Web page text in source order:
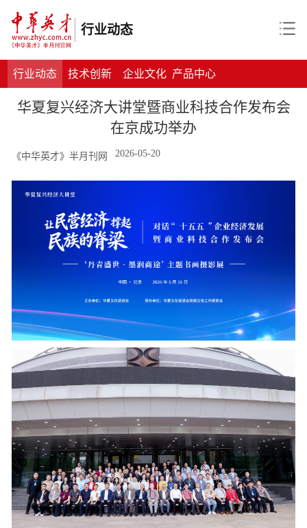
行业动态
行业动态 技术创新 企业文化 产品中心
华夏复兴经济大讲堂暨商业科技合作发布会
在京成功举办
《中华英才》半月刊网 2026-05-20